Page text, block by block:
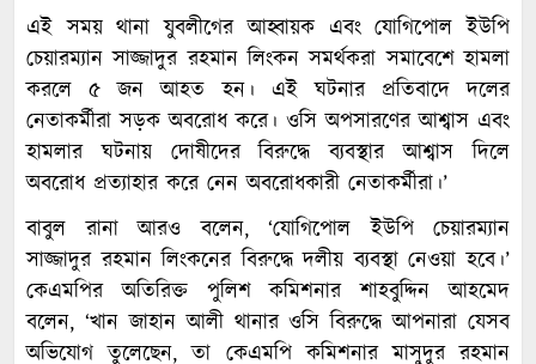
এই সময় থানা যুবলীগের আহ্বায়ক এবং যোগিপোল ইউপি
চেয়ারম্যান সাজ্জাদুর রহমান লিংকন সমর্থকরা সমাবেশে হামলা
করলে ৫ জন আহত হন। এই ঘটনার প্রতিবাদে দলের
নেতাকর্মীরা সড়ক অবরোধ করে। ওসি অপসারণের আশ্বাস এবং
হামলার ঘটনায় দোষীদের বিরুদ্ধে ব্যবস্থার আশ্বাস দিলে
অবরোধ প্রত্যাহার করে নেন অবরোধকারী নেতাকর্মীরা।’
বাবুল রানা আরও বলেন, ‘যোগিপোল ইউপি চেয়ারম্যান
সাজ্জাদুর রহমান লিংকনের বিরুদ্ধে দলীয় ব্যবস্থা নেওয়া হবে।’
কেএমপির অতিরিক্ত পুলিশ কমিশনার শাহবুদ্দিন আহমেদ
বলেন, ‘খান জাহান আলী থানার ওসি বিরুদ্ধে আপনারা যেসব
অভিযোগ তুলেছেন, তা কেএমপি কমিশনার মাসুদুর রহমান